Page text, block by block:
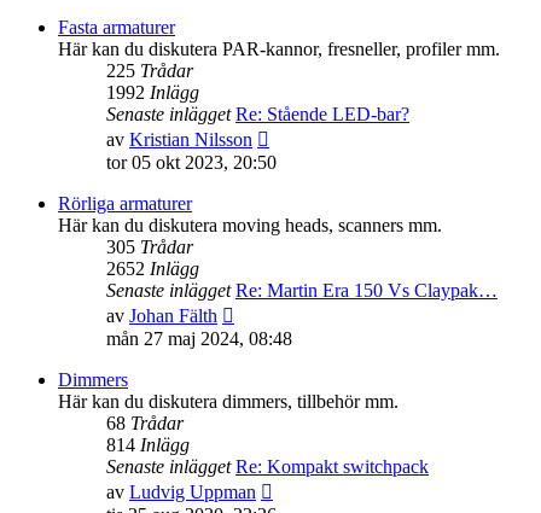
Fasta armaturer
Här kan du diskutera PAR-kannor, fresneller, profiler mm.
225 Trådar
1992 Inlägg
Senaste inlägget Re: Stående LED-bar?
av Kristian Nilsson
till
inlägget
tor 05 okt 2023, 20:50
Rörliga armaturer
Här kan du diskutera moving heads, scanners mm.
305 Trådar
2652 Inlägg
Senaste inlägget Re: Martin Era 150 Vs Claypak…
av Johan Fälth
till
det
inlägget
mån 27 maj 2024, 08:48
Dimmers
Här kan du diskutera dimmers, tillbehör mm.
68 Trådar
814 Inlägg
Senaste inlägget Re: Kompakt switchpack
av Ludvig Uppman